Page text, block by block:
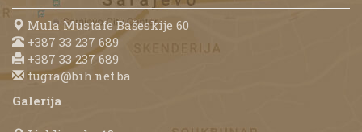
Mula Mustafe Bašeskije 60
+387 33 237 689
+387 33 237 689
tugra@bih.net.ba
Galerija